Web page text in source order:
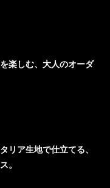
楽しむ、大人のオーダ
リア生地で仕立てる、
。